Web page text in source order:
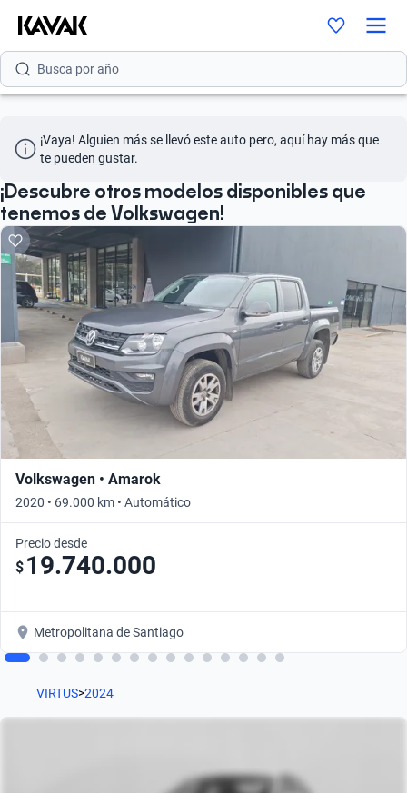
Busca por versión
Busca por año
¡Vaya! Alguien más se llevó este auto pero, aquí hay más que
te pueden gustar.
¡Descubre otros modelos disponibles que
tenemos de Volkswagen!
Volkswagen • Amarok
2020 • 69.000 km • Automático
Precio desde
$ 19.740.000
Metropolitana de Santiago
VIRTUS>2024